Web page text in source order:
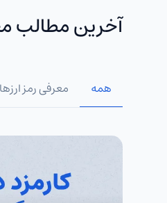
آخرین مطالب
همه معرفی رمز ارزها